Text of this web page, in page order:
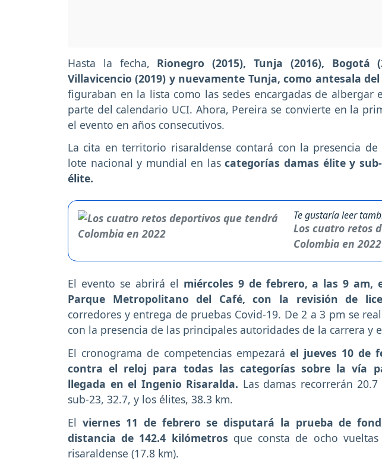
Hasta la fecha, Rionegro (2015), Tunja (2016), Bogotá
Villavicencio (2019) y nuevamente Tunja, como antesala
figuraban en la lista como las sedes encargadas de albergar
parte del calendario UCI. Ahora, Pereira se convierte en la
el evento en años consecutivos.
La cita en territorio risaraldense contará con la presencia
lote nacional y mundial en lascategorías damas élite y
élite.
Te gustaría leer
Los cuatro retos
Colombia en 2022
El evento se abrirá el miércoles 9 de febrero, a las 9 am,
Parque Metropolitano del Café, con la revisión de
corredores y entrega de pruebas Covid-19. De 2 a 3 pm se
con la presencia de las principales autoridades de la carrera y
El cronograma de competencias empezará el jueves 10 de
contra el reloj para todas las categorías sobre la vía
llegada en el Ingenio Risaralda. Las damas recorrerán
sub-23, 32.7, y los élites, 38.3 km.
El viernes 11 de febrero se disputará la prueba de
distancia de 142.4 kilómetros que consta de ocho
risaraldense (17.8 km).